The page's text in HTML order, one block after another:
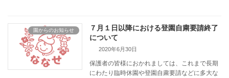
園からのお知らせ
７月１日以降における登園自粛要請終了
について
2020年6月30日
保護者の皆様におかれましては、これまで長期
にわたり臨時休園や登園自粛要請などに多大な